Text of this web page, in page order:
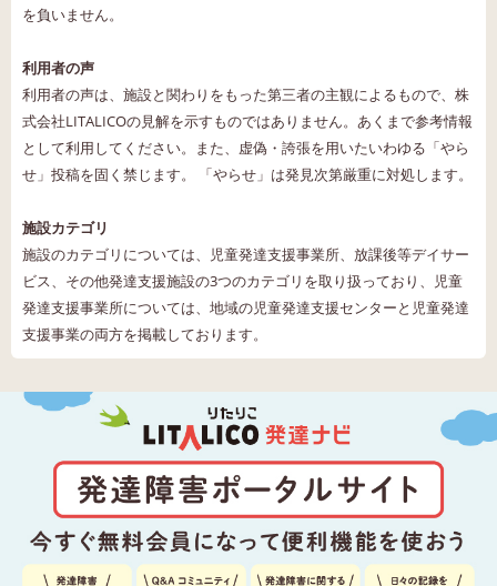
を負いません。
利用者の声
利用者の声は、施設と関わりをもった第三者の主観によるもので、株
式会社LITALICOの見解を示すものではありません。あくまで参考情報
として利用してください。また、虚偽・誇張を用いたいわゆる「やら
せ」投稿を固く禁じます。 「やらせ」は発見次第厳重に対処します。
施設カテゴリ
施設のカテゴリについては、児童発達支援事業所、放課後等デイサー
ビス、その他発達支援施設の3つのカテゴリを取り扱っており、児童
発達支援事業所については、地域の児童発達支援センターと児童発達
支援事業の両方を掲載しております。